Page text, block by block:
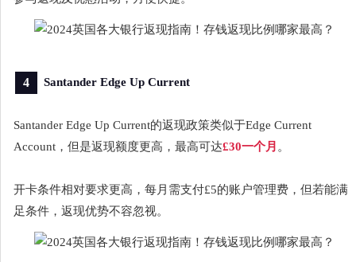
4 Santander Edge Up Current
Santander Edge Up Current的返现政策类似于Edge Current
Account，但是返现额度更高，最高可达£30一个月 。
开卡条件相对要求更高，每月需支付£5的账户管理费，但若能满
足条件，返现优势不容忽视。